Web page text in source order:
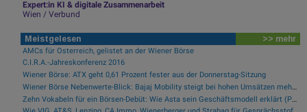
Expert:in KI & digitale Zusammenarbeit
Wien / Verbund
Meistgelesen >> mehr
AMCs für Österreich, gelistet an der Wiener Börse
C.I.R.A.-Jahreskonferenz 2016
Wiener Börse: ATX geht 0,61 Prozent fester aus der Donnerstag-Sitzung
Wiener Börse Nebenwerte-Blick: Bajaj Mobility steigt bei hohen Umsätzen mehr als 10 Prozent
Zehn Vokabeln für ein Börsen-Debüt: Wie Asta sein Geschäftsmodell erklärt (Podcast)